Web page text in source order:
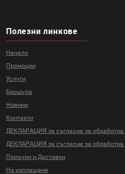
Полезни линкове
Начало
Промоции
Услуги
Брошура
Новини
Контакти
ДЕКЛАРАЦИЯ за съгласие за
ДЕКЛАРАЦИЯ за съгласие за
Поръчки и Доставки
На изплащане